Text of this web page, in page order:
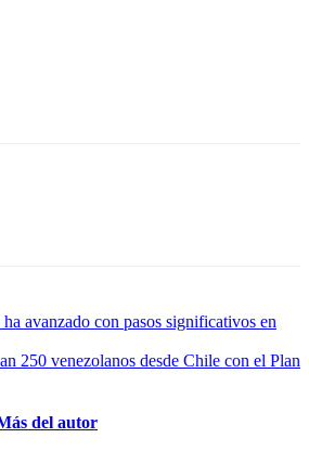
avanzado con pasos significativos en
250 venezolanos desde Chile con el Plan
del autor